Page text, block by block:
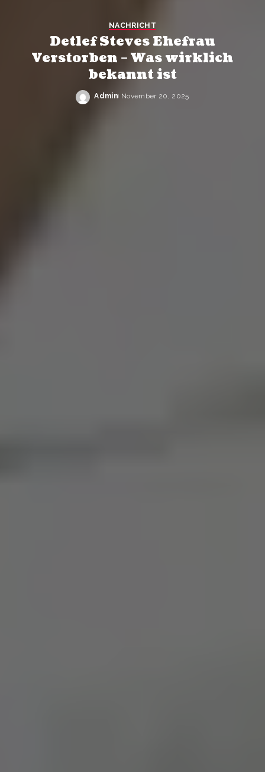
NACHRICHT
Detlef Steves Ehefrau
Verstorben – Was wirklich
bekannt ist
Posted
Admin November 20, 2025